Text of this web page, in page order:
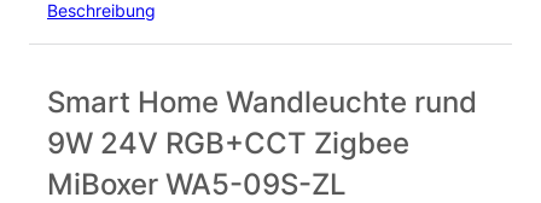
Beschreibung
Smart Home Wandleuchte rund
9W 24V RGB+CCT Zigbee
MiBoxer WA5-09S-ZL